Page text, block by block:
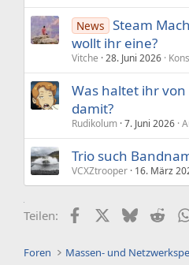
News Steam
wollt ihr eine?
Vitche 28. Juni 2026
Was haltet ihr
damit?
Rudikolum 7. Juni 2026
Trio such
VCXZtrooper 16. März
Teilen: FacebookX (Twitter)
Bluesky
Foren Massen- und